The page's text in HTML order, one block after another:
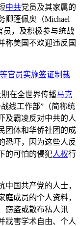
中共党员及其家属的
卿蓬佩奥（Michael
员，及积极参与统战
称美国不欢迎违反国
在全世界传播马克
线工作部”（简称统
及霸凌反对中共的人
团体和华侨社团的成
恐吓，因为这些人反
的可怕的侵犯人权行
国共产党的人士，
成员的个人资料，
窃盗或散布私人讯
戕害学术自由、个人